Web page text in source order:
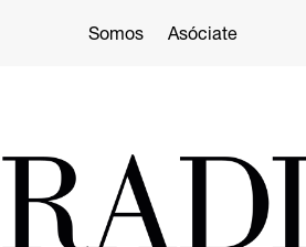
Somos Asóciate